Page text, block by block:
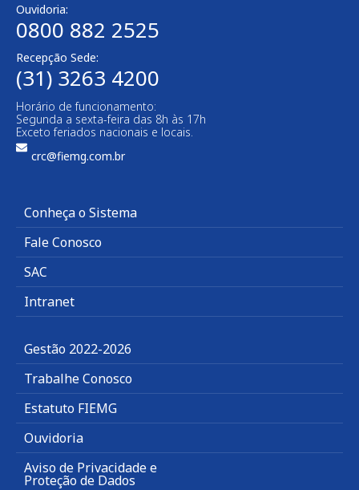
Ouvidoria:
0800 882 2525​
Recepção Sede:
(31) 3263 4200
Horário de funcionamento:
Segunda a sexta-feira das 8h às 17h
Exceto feriados nacionais e locais.
crc@fiemg.com.br
Conheça o Sistema
Fale Conosco
SAC
Intranet
Gestão 2022-2026
Trabalhe Conosco
Estatuto FIEMG
Ouvidoria
Aviso de Privacidade e
Proteção de Dados